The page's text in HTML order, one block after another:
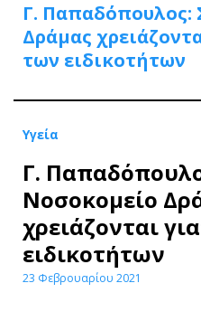
Γ. Παπαδόπουλος:
Δράμας
των ειδικοτήτων
Υγεία
Γ.
Νοσοκομείο
χρειάζονται
ειδικοτήτων
23 Φεβρουαρίου 2021